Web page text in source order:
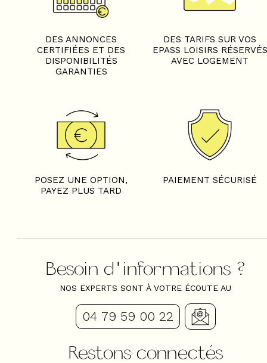
DES ANNONCES
CERTIFIÉES ET DES
DISPONIBILITÉS
GARANTIES
DES TARIFS SUR VOS
EPASS LOISIRS RÉSERVÉS
AVEC LOGEMENT
POSEZ UNE OPTION,
PAYEZ PLUS TARD
PAIEMENT SÉCURISÉ
Besoin d'informations ?
NOS EXPERTS SONT À VOTRE ÉCOUTE AU
04 79 59 00 22
Restons connectés